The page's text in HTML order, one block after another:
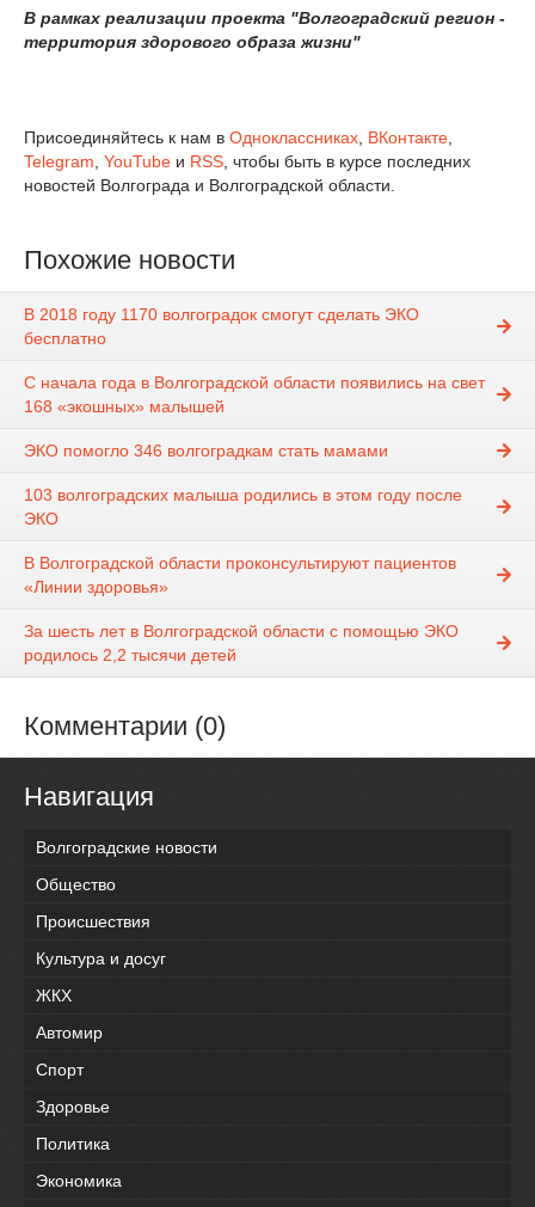
В рамках реализации проекта "Волгоградский регион -
территория здорового образа жизни"
Присоединяйтесь к нам в Одноклассниках ВКонтакте
Telegram YouTube и RSS , чтобы быть в курсе последних
новостей Волгограда и Волгоградской области.
Похожие новости
В 2018 году 1170 волгоградок смогут сделать ЭКО
бесплатно
С начала года в Волгоградской области появились на свет
168 «экошных» малышей
ЭКО помогло 346 волгоградкам стать мамами
103 волгоградских малыша родились в этом году после
ЭКО
В Волгоградской области проконсультируют пациентов
«Линии здоровья»
За шесть лет в Волгоградской области с помощью ЭКО
родилось 2,2 тысячи детей
Комментарии (0)
Навигация
Волгоградские новости
Общество
Происшествия
Культура и досуг
ЖКХ
Автомир
Спорт
Здоровье
Политика
Экономика